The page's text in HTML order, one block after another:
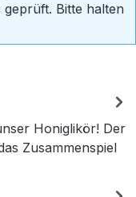
Bitte halten
Honiglikör! Der
Zusammenspiel